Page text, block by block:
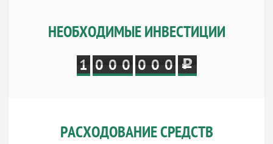
НЕОБХОДИМЫЕ ИНВЕСТИЦИИ
1 0 0 0 0 0 0
РАСХОДОВАНИЕ СРЕДСТВ